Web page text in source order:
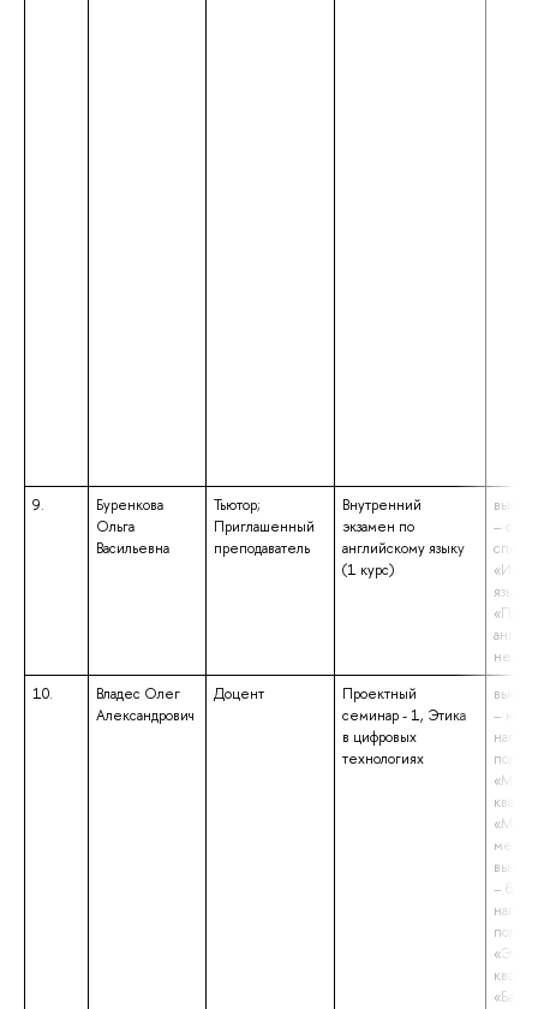
9.
Буренкова
Ольга
Васильевна
Тьютор;
Приглашенный
преподаватель
Внутренний
экзамен по
английскому языку
(1 курс)
–
10.
Владес Олег
Александрович
Доцент
Проектный
семинар - 1, Этика
в цифровых
технологиях
–
–